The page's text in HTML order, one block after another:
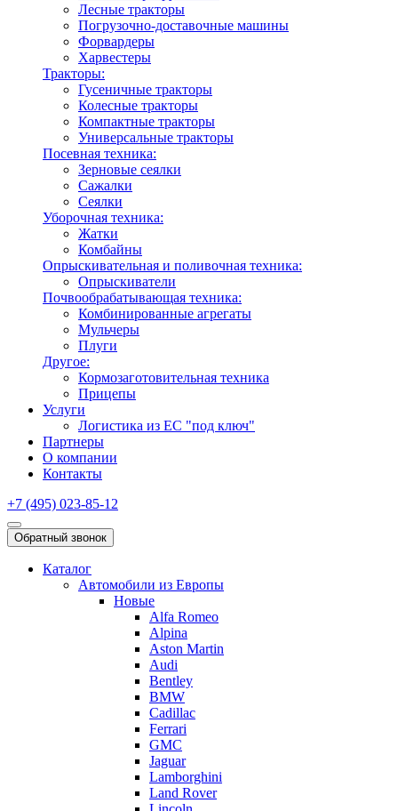
Лесные тракторы
Погрузочно-доставочные машины
Форвардеры
Харвестеры
Тракторы:
Гусеничные тракторы
Колесные тракторы
Компактные тракторы
Универсальные тракторы
Посевная техника:
Зерновые сеялки
Сажалки
Сеялки
Уборочная техника:
Жатки
Комбайны
Опрыскивательная и поливочная техника:
Опрыскиватели
Почвообрабатывающая техника:
Комбинированные агрегаты
Мульчеры
Плуги
Другое:
Кормозаготовительная техника
Прицепы
Услуги
Логистика из ЕС "под ключ"
Партнеры
О компании
Контакты
+7 (495) 023-85-12
Обратный звонок
Каталог
Автомобили из Европы
Новые
Alfa Romeo
Alpina
Aston Martin
Audi
Bentley
BMW
Cadillac
Ferrari
GMC
Jaguar
Lamborghini
Land Rover